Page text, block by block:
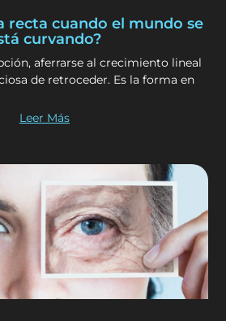
recta cuando el mundo se
curvando?
aferrarse al crecimiento lineal
de retroceder. Es la forma en
Leer Más